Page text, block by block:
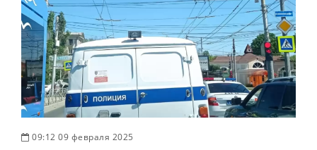
09:12 09 февраля 2025